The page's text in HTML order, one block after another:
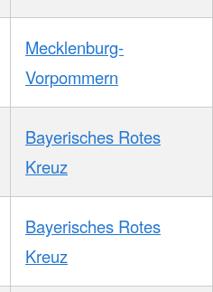
Mecklenburg-
Vorpommern
Bayerisches Rotes
Kreuz
Bayerisches Rotes
Kreuz